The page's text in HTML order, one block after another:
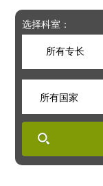
system.
选择科室：
所有专长
所有国家